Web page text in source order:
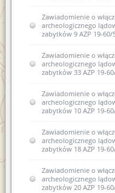
Zawiadomienie o
archeologicznego
zabytków 9 AZP 19-60/
Zawiadomienie o
archeologicznego
zabytków 33 AZP 19-
Zawiadomienie o
archeologicznego
zabytków 10 AZP 19-
Zawiadomienie o
archeologicznego
zabytków 18 AZP 19-
Zawiadomienie o
archeologicznego
zabytków 20 AZP 19-